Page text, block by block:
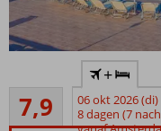
hotelcomplex
Nagenoeg
aan het
7,9
58
beoordelingen
+
06 okt 2026 (di)
8 dagen (7